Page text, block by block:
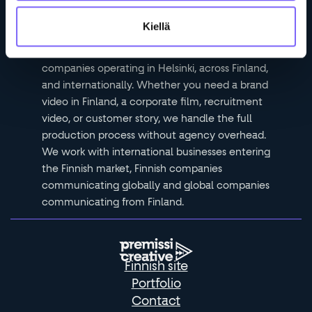
Kiellä
English-speaking video production from
concept through to final delivery serving
companies operating in Helsinki, across Finland,
and internationally. Whether you need a brand
video in Finland, a corporate film, recruitment
video, or customer story, we handle the full
production process without agency overhead.
We work with international businesses entering
the Finnish market, Finnish companies
communicating globally and global companies
communicating from Finland.
Finnish site
Portfolio
Contact